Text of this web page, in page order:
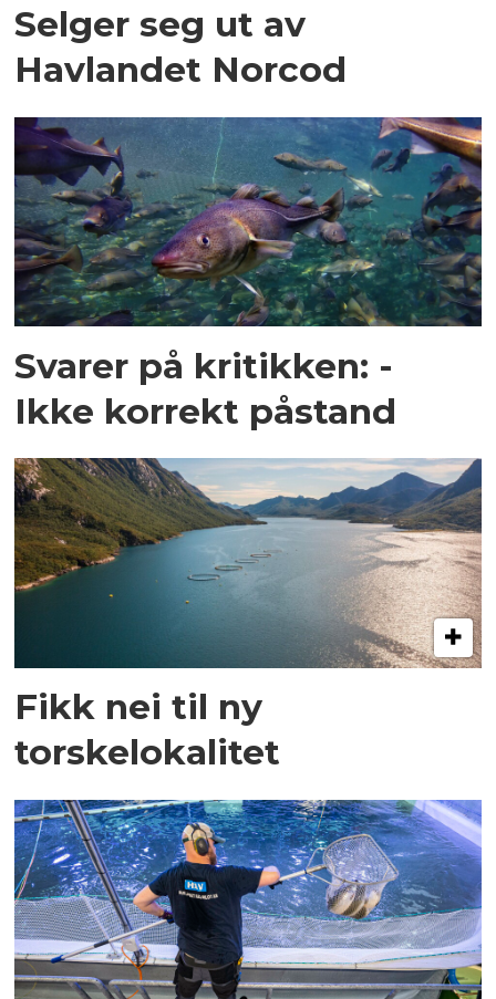
Selger seg ut av
Havlandet Norcod
Svarer på kritikken: -
Ikke korrekt påstand
Fikk nei til ny
torskelokalitet